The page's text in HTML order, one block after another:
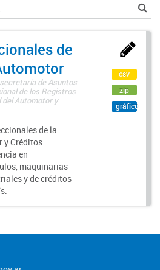
de
de Asuntos
de los Registros
del Automotor y
de la
y Créditos
en
maquinarias
y de créditos
csv
zip
gráfico